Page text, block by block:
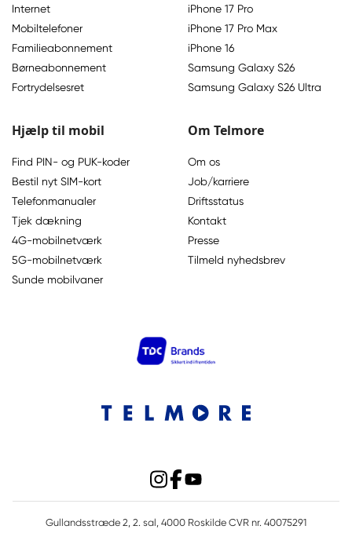
Internet
Mobiltelefoner
Familieabonnement
Børneabonnement
Fortrydelsesret
iPhone 17 Pro
iPhone 17 Pro Max
iPhone 16
Samsung Galaxy S26
Samsung Galaxy S26 Ultra
Hjælp til mobil
Find PIN- og PUK-koder
Bestil nyt SIM-kort
Telefonmanualer
Tjek dækning
4G-mobilnetværk
5G-mobilnetværk
Sunde mobilvaner
Om Telmore
Om os
Job/karriere
Driftsstatus
Kontakt
Presse
Tilmeld nyhedsbrev
Gullandsstræde 2, 2. sal, 4000 Roskilde CVR nr. 40075291